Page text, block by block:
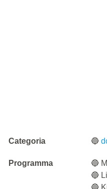
Categoria 🔵
Programma
🔵
🔵
🔵